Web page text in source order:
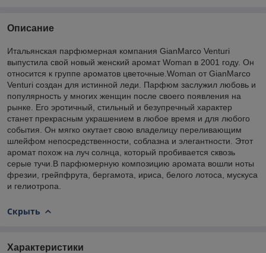
Описание
Итальянская парфюмерная компания GianMarco Venturi
выпустила свой новый женский аромат Woman в 2001 году. Он
относится к группе ароматов цветочные.Woman от GianMarco
Venturi создан для истинной леди. Парфюм заслужил любовь и
популярность у многих женщин после своего появления на
рынке. Его эротичный, стильный и безупречный характер
станет прекрасным украшением в любое время и для любого
события. Он мягко окутает свою владелицу переливающим
шлейфом непосредственности, соблазна и элегантности. Этот
аромат похож на луч солнца, который пробивается сквозь
серые тучи.В парфюмерную композицию аромата вошли ноты
фрезии, грейпфрута, бергамота, ириса, белого лотоса, мускуса
и гелиотропа.
Скрыть
Характеристики